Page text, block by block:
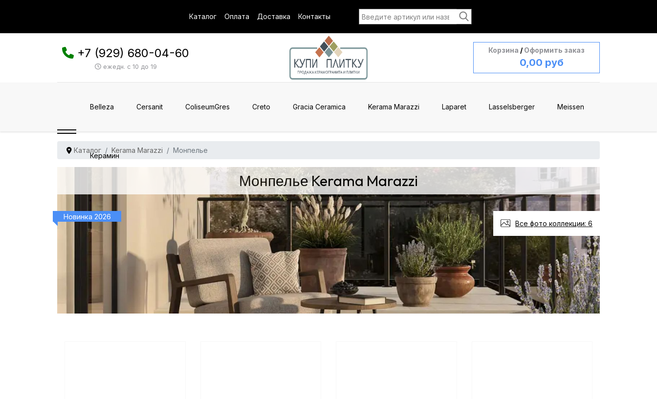
Каталог Оплата Доставка Контакты
+7 (929) 680-04-60
ежедн. с 10 до 19
Корзина / Оформить заказ
0,00 руб
Belleza Cersanit ColiseumGres Creto Gracia Ceramica Kerama Marazzi Laparet Lasselsberger Meissen
Керамин
Каталог Kerama Marazzi Монпелье
Новинка 2026
Монпелье Kerama Marazzi
Все фото коллекции: 6